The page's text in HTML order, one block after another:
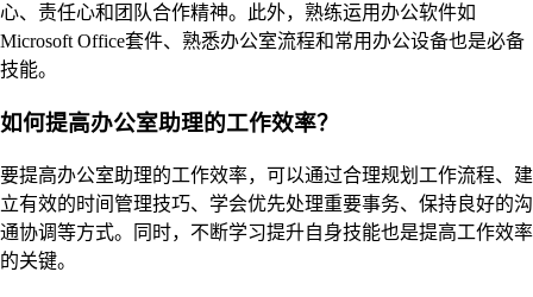
心、责任心和团队合作精神。此外，熟练运用办公软件如
Microsoft Office套件、熟悉办公室流程和常用办公设备也是必备
技能。
如何提高办公室助理的工作效率？
要提高办公室助理的工作效率，可以通过合理规划工作流程、建
立有效的时间管理技巧、学会优先处理重要事务、保持良好的沟
通协调等方式。同时，不断学习提升自身技能也是提高工作效率
的关键。